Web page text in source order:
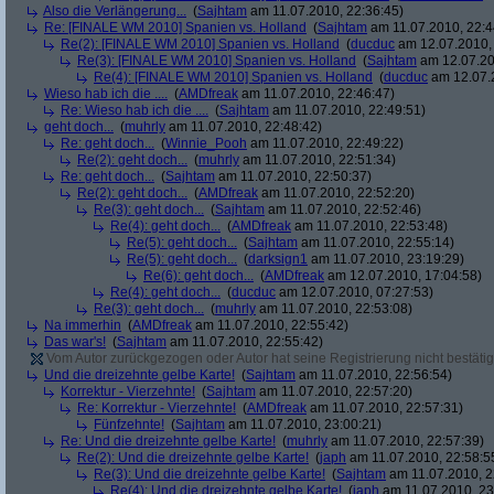
Also die Verlängerung... (Sajhtam am 11.07.2010, 22:36:45)
Re: [FINALE WM 2010] Spanien vs. Holland (Sajhtam am 11.07.2010,
Re(2): [FINALE WM 2010] Spanien vs. Holland (ducduc am
Re(3): [FINALE WM 2010] Spanien vs. Holland (Sajhtam am
Re(4): [FINALE WM 2010] Spanien vs. Holland (ducduc am
Wieso hab ich die .... (AMDfreak am 11.07.2010, 22:46:47)
Re: Wieso hab ich die .... (Sajhtam am 11.07.2010, 22:49:51)
geht doch... (muhrly am 11.07.2010, 22:48:42)
Re: geht doch... (Winnie_Pooh am 11.07.2010, 22:49:22)
Re(2): geht doch... (muhrly am 11.07.2010, 22:51:34)
Re: geht doch... (Sajhtam am 11.07.2010, 22:50:37)
Re(2): geht doch... (AMDfreak am 11.07.2010, 22:52:20)
Re(3): geht doch... (Sajhtam am 11.07.2010, 22:52:46)
Re(4): geht doch... (AMDfreak am 11.07.2010, 22:53:48)
Re(5): geht doch... (Sajhtam am 11.07.2010, 22:55:14)
Re(5): geht doch... (darksign1 am 11.07.2010, 23:19:29)
Re(6): geht doch... (AMDfreak am 12.07.2010, 17:04:58)
Re(4): geht doch... (ducduc am 12.07.2010, 07:27:53)
Re(3): geht doch... (muhrly am 11.07.2010, 22:53:08)
Na immerhin (AMDfreak am 11.07.2010, 22:55:42)
Das war's! (Sajhtam am 11.07.2010, 22:55:42)
Vom Autor zurückgezogen oder Autor hat seine Registrierung nicht
Und die dreizehnte gelbe Karte! (Sajhtam am 11.07.2010, 22:56:54)
Korrektur - Vierzehnte! (Sajhtam am 11.07.2010, 22:57:20)
Re: Korrektur - Vierzehnte! (AMDfreak am 11.07.2010, 22:57:31)
Fünfzehnte! (Sajhtam am 11.07.2010, 23:00:21)
Re: Und die dreizehnte gelbe Karte! (muhrly am 11.07.2010, 22:57:39)
Re(2): Und die dreizehnte gelbe Karte! (japh am 11.07.2010,
Re(3): Und die dreizehnte gelbe Karte! (Sajhtam am 11.07.2010,
Re(4): Und die dreizehnte gelbe Karte! (japh am 11.07.2010,